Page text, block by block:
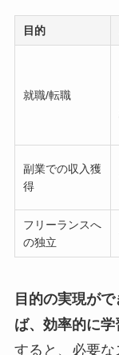
目的
就職/転職
副業での収入獲
得
フリーランスへ
の独立
目的の実現が
ば、効率的に
すると、必要